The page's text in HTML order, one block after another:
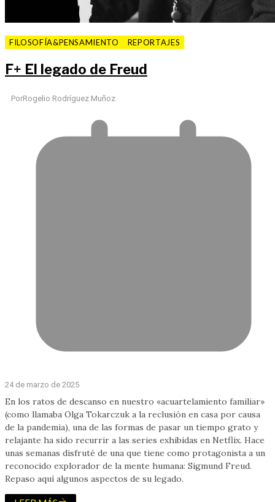
FILOSOFÍA&PENSAMIENTO REPORTAJES
F+ El legado de Freud
PorRogelio Rodríguez Muñoz
24 de marzo de 2025
En los ratos de descanso en nuestro «acuartelamiento familiar»
(como llamaba Olga Tokarczuk a la reclusión en casa por causa
de la pandemia), una de las formas de pasar un tiempo grato y
relajante ha sido recurrir a las series exhibidas en Netflix. Hace
unas semanas disfruté de una que tiene como protagonista a un
reconocido explorador de la mente humana: Sigmund Freud.
Repaso aquí algunos aspectos de su legado.